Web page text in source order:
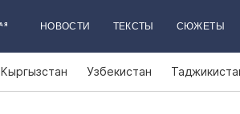
НОВОСТИ ТЕКСТЫ СЮЖЕТЫ
Кыргызстан Узбекистан